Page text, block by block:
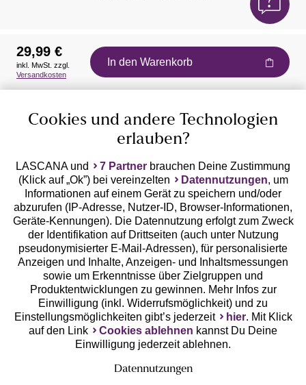
Auszeichnungen
Geprüfte Sicherheit
Unsere Apps
29,99 €
inkl. MwSt. zzgl.
Versandkosten
In den Warenkorb
Cookies und andere Technologien
erlauben?
LASCANA und 7 Partner brauchen Deine Zustimmung
(Klick auf „Ok”) bei vereinzelten
Datennutzungen, um
Informationen auf einem Gerät zu speichern und/oder
abzurufen (IP-Adresse, Nutzer-ID, Browser-Informationen,
Geräte-Kennungen). Die Datennutzung erfolgt zum Zweck
der Identifikation auf Drittseiten (auch unter Nutzung
pseudonymisierter E-Mail-Adressen), für personalisierte
Anzeigen und Inhalte, Anzeigen- und Inhaltsmessungen
sowie um Erkenntnisse über Zielgruppen und
Produktentwicklungen zu gewinnen. Mehr Infos zur
Einwilligung (inkl. Widerrufsmöglichkeit) und zu
Einstellungsmöglichkeiten gibt’s jederzeit
hier. Mit Klick
auf den Link
Cookies ablehnen kannst Du Deine
Einwilligung jederzeit ablehnen.
Datennutzungen